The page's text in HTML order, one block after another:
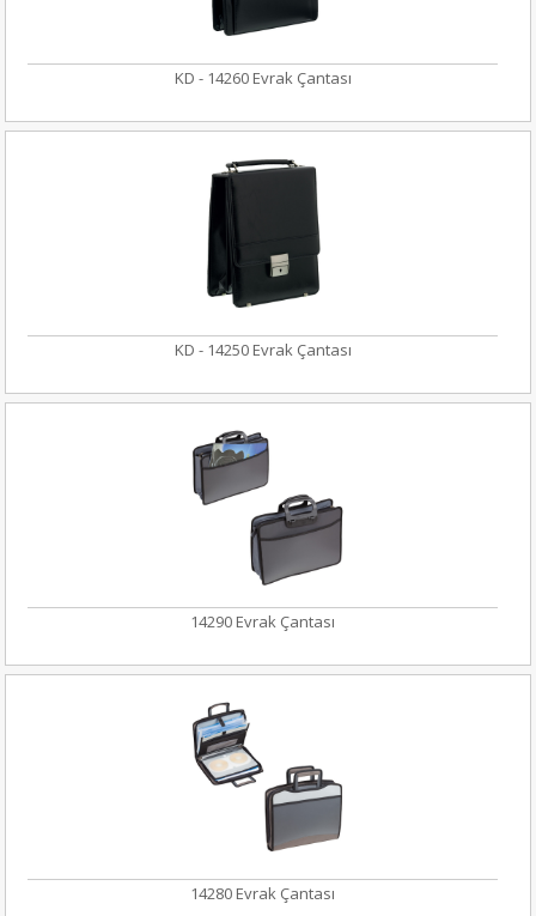
KD - 14260 Evrak Çantası
KD - 14250 Evrak Çantası
14290 Evrak Çantası
14280 Evrak Çantası